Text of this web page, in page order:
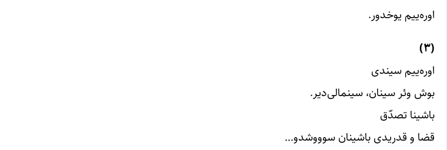
اوره‌ییم یوخدور.
(۳)
اوره‌ییم سیندی
بوش وئر سینان،‌ سینمالی‌دیر.
باشینا تصدّق
قضا و قدریدی باشینان سوووشدو…